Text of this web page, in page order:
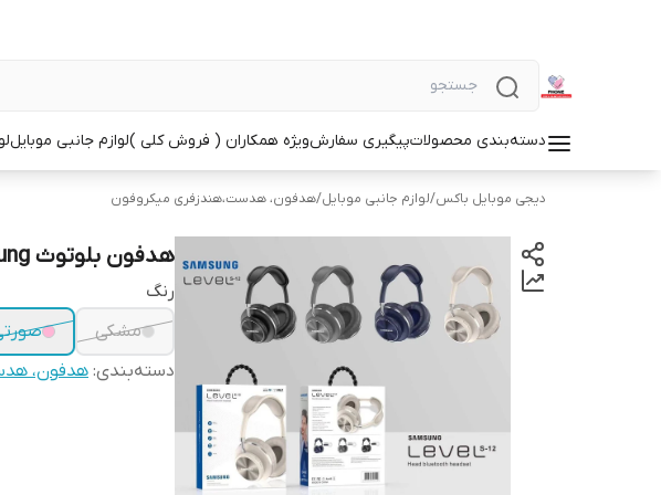
دسته‌بندی محصولاتپیگیری سفارشویژه همکاران ( فروش کلی )لوازم جانبی موبایل
دیجی موبایل باکس/لوازم جانبی موبایل/هدفون، هدست،هندزفری میکروفون
هدفون بلوتوث Samsung مدل Level S-12
رنگ
مشکی
دسته‌بندی: هدفون،